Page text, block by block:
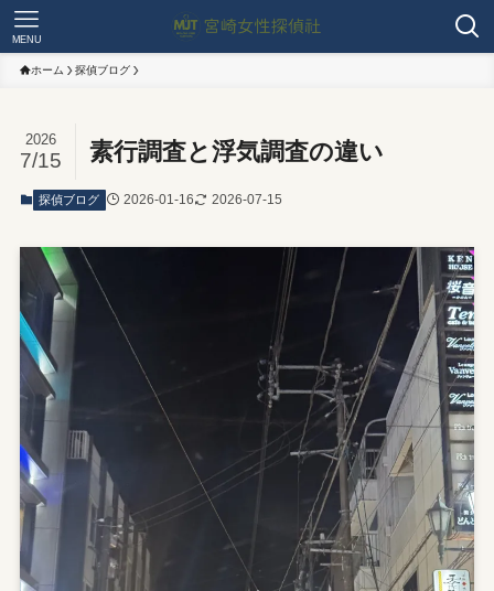
MENU
ホーム 探偵ブログ
素行調査と浮気調査の違い
2026
7/15
探偵ブログ 2026-01-16 2026-07-15